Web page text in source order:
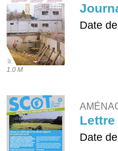
1.0 M
Date
Date